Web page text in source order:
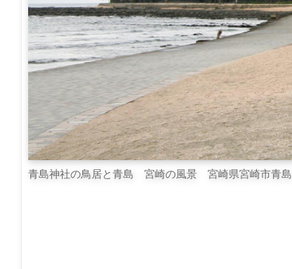
青島神社の鳥居と青島 宮崎の風景 宮崎県宮崎市青島